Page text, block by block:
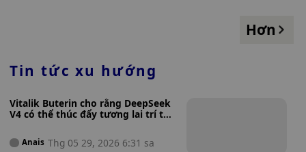
Hơn
Tin tức xu hướng
Vitalik Buterin cho rằng DeepSeek
V4 có thể thúc đẩy tương lai trí tuệ
mà không cần máy chủ tập trung.
Anais Thg 05 29, 2026 6:31 sa